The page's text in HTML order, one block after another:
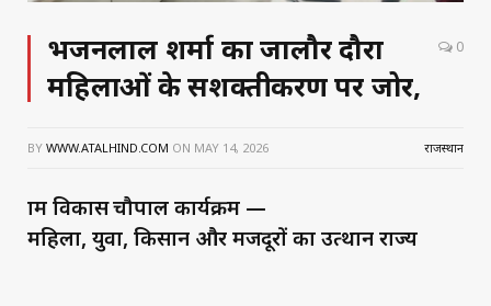
भजनलाल शर्मा का जालौर दौरा
महिलाओं के सशक्तीकरण पर जोर,
0
BY WWW.ATALHIND.COM ON MAY 14, 2026 राजस्थान
ग्राम विकास चौपाल कार्यक्रम —
महिला, युवा, किसान और मजदूरों का उत्थान राज्य